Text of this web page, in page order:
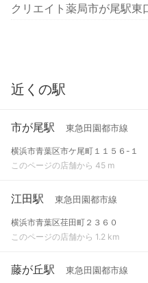
クリエイト薬局市が尾駅東
近くの駅
市が尾駅 東急田園都市線
横浜市青葉区市ケ尾町１１５６-１
このページの店舗から 45 m
江田駅 東急田園都市線
横浜市青葉区荏田町２３６０
このページの店舗から 1.2 km
藤が丘駅 東急田園都市線